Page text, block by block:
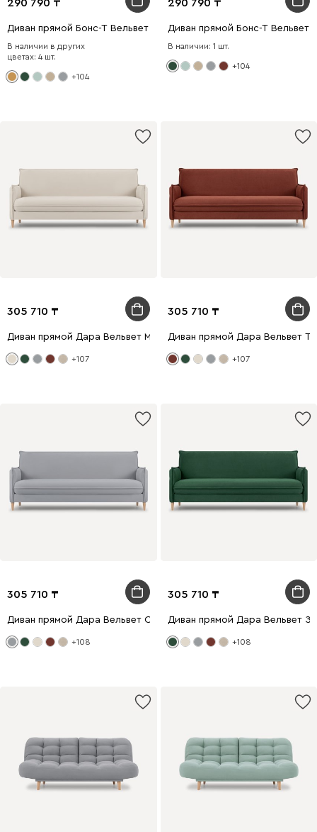
290 790
Диван прямой Бонс-Т Вельвет Желтый
В наличии в других
цветах: 4 шт.
+104
290 790
Диван прямой Бонс-Т Вельвет
В наличии: 1 шт.
+104
305 710
Диван прямой Дара Вельвет Молочный
+107
305 710
Диван прямой Дара Вельвет
+107
305 710
Диван прямой Дара Вельвет Светло-серый
+108
305 710
Диван прямой Дара Вельвет
+108